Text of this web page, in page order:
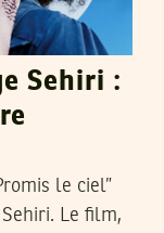
Sehiri :
le ciel”
Le film,